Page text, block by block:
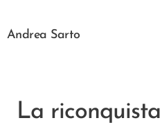
Andrea Sarto
La